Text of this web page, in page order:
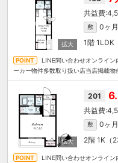
敷 0ヶ月
1階 1LDK
LINE問い合わせオンライン
ーカー物件多数取り扱い店当店掲載物
201
敷 0ヶ月
2階 1K（
LINE問い合わせオンライン